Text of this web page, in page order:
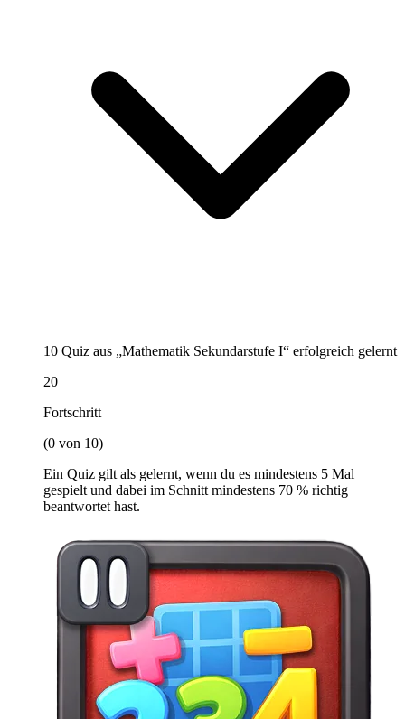
10 Quiz aus „Mathematik Sekundarstufe I“ erfolgreich gelernt
20
Fortschritt
(0 von 10)
Ein Quiz gilt als gelernt, wenn du es mindestens 5 Mal
gespielt und dabei im Schnitt mindestens 70 % richtig
beantwortet hast.